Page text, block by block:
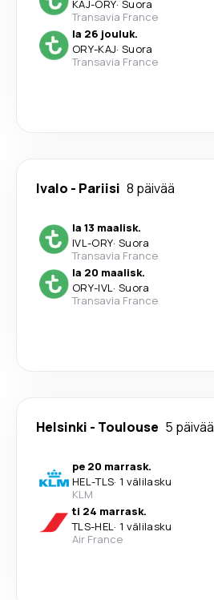
KAJ-ORY· Suora
Transavia France
la 26 jouluk.
ORY-KAJ· Suora
Transavia France
Ivalo - Pariisi 8 päivää
la 13 maalisk.
IVL-ORY· Suora
Transavia France
la 20 maalisk.
ORY-IVL· Suora
Transavia France
Helsinki - Toulouse 5 päivää
pe 20 marrask.
HEL-TLS· 1 välilasku
KLM
ti 24 marrask.
TLS-HEL· 1 välilasku
Air France